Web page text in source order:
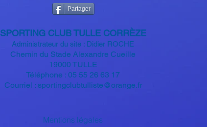
Partager
SPORTING CLUB TULLE CORRÈZE
Administrateur du site : Didier ROCHE
Chemin du Stade Alexandre Cueille
19000 TULLE
Téléphone : 05 55 26 63 17
Courriel : sportingclubtulliste@orange.fr
Mentions légales